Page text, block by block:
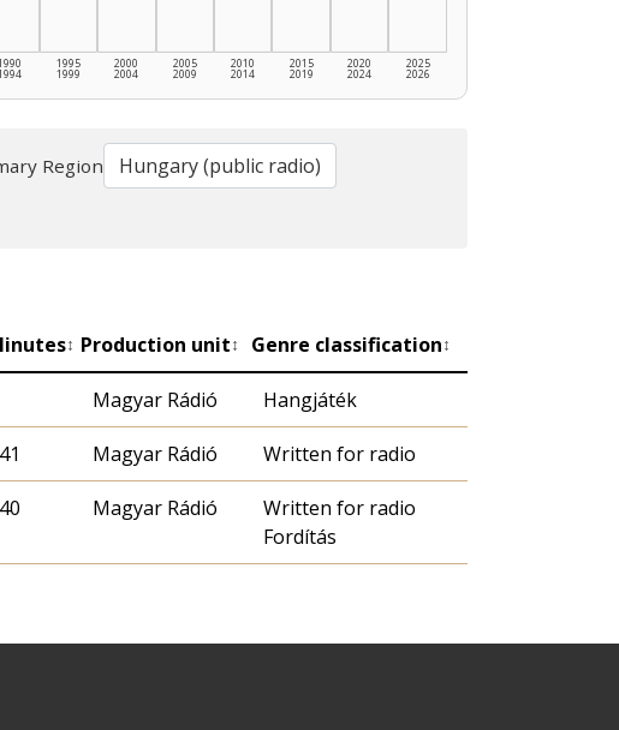
1995
1999
2000
2004
2005
2009
2010
2014
2015
2019
2020
2024
2025
2026
Region
↕ Production unit↕ Genre classification↕
Magyar Rádió Hangjáték
41 Magyar Rádió Written for radio
40 Magyar Rádió
Written for radio
Fordítás